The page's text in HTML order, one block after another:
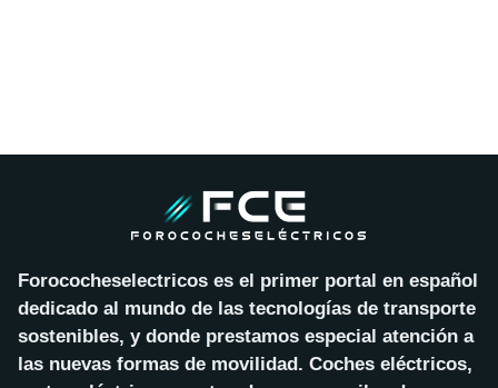
Forococheselectricos es el primer portal en español
dedicado al mundo de las tecnologías de transporte
sostenibles, y donde prestamos especial atención a
las nuevas formas de movilidad. Coches eléctricos,